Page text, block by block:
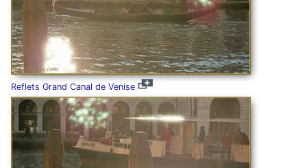
Reflets Grand Canal de Venise